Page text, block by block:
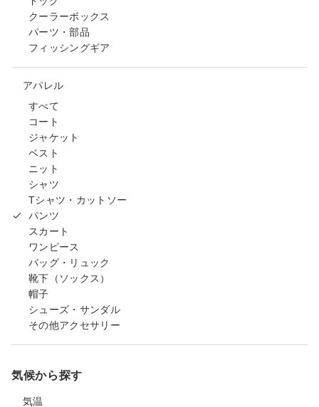
クーラーボックス
パーツ・部品
フィッシングギア
アパレル
すべて
コート
ジャケット
ベスト
ニット
シャツ
Tシャツ・カットソー
パンツ
スカート
ワンピース
バッグ・リュック
靴下（ソックス）
帽子
シューズ・サンダル
その他アクセサリー
気候から探す
気温